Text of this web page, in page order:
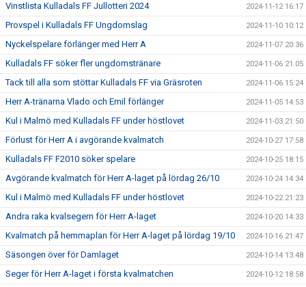
Vinstlista Kulladals FF Jullotteri 2024 2024-11-12 16:17
Provspel i Kulladals FF Ungdomslag 2024-11-10 10:12
Nyckelspelare förlänger med Herr A 2024-11-07 20:36
Kulladals FF söker fler ungdomstränare 2024-11-06 21:05
Tack till alla som stöttar Kulladals FF via Gräsroten 2024-11-06 15:24
Herr A-tränarna Vlado och Emil förlänger 2024-11-05 14:53
Kul i Malmö med Kulladals FF under höstlovet 2024-11-03 21:50
Förlust för Herr A i avgörande kvalmatch 2024-10-27 17:58
Kulladals FF F2010 söker spelare 2024-10-25 18:15
Avgörande kvalmatch för Herr A-laget på lördag 26/10 2024-10-24 14:34
Kul i Malmö med Kulladals FF under höstlovet 2024-10-22 21:23
Andra raka kvalsegern för Herr A-laget 2024-10-20 14:33
Kvalmatch på hemmaplan för Herr A-laget på lördag 19/10 2024-10-16 21:47
Säsongen över för Damlaget 2024-10-14 13:48
Seger för Herr A-laget i första kvalmatchen 2024-10-12 18:58